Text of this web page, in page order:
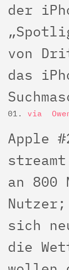
der
von
das
via
Apple
an 800
sich
die